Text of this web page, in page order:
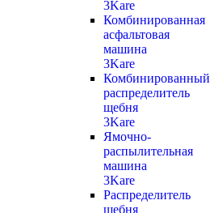
3Kare
Комбинированная
асфальтовая
машина
3Kare
Комбинированный
распределитель
щебня
3Kare
Ямочно-
распылительная
машина
3Kare
Распределитель
щебня